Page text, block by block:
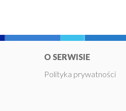
O SERWISIE
Polityka prywatności